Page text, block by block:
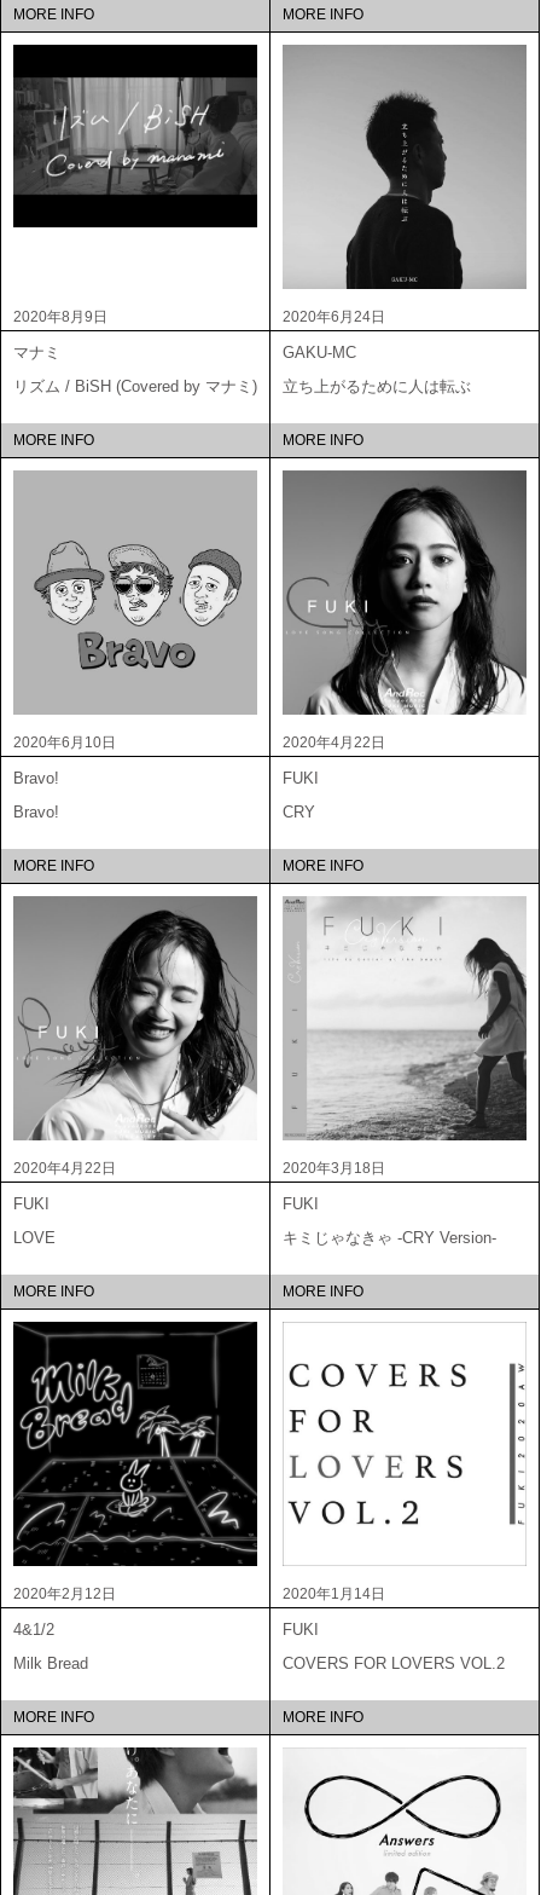
MORE INFO MORE INFO
2020年8月9日
マナミ
リズム / BiSH (Covered by マナミ)
MORE INFO
2020年6月24日
GAKU-MC
立ち上がるために人は転ぶ
MORE INFO
2020年6月10日
Bravo!
Bravo!
MORE INFO
2020年4月22日
FUKI
CRY
MORE INFO
2020年4月22日
FUKI
LOVE
MORE INFO
2020年3月18日
FUKI
キミじゃなきゃ -CRY Version-
MORE INFO
2020年2月12日
4&1/2
Milk Bread
MORE INFO
2020年1月14日
FUKI
COVERS FOR LOVERS VOL.2
MORE INFO